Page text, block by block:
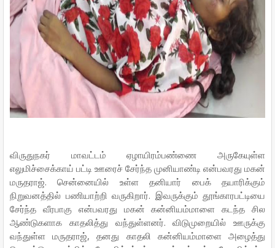
விருதுநகர் மாவட்டம் ஏழாயிரம்பண்ணை அருகேயுள்ள
எலுமிச்சைக்காய் பட்டி ஊரைச் சேர்ந்த முனியாண்டி என்பவரது மகன்
மருதராஜ். சென்னையில் உள்ள தனியார் பைக் தயாரிக்கும்
நிறுவனத்தில் பணியாற்றி வருகிறார். இவருக்கும் தூங்காரபட்டியை
சேர்ந்த வீரபாகு என்பவரது மகன் கன்னியம்மாளை கடந்த சில
ஆண்டுகளாக காதலித்து வந்துள்ளனர். விடுமுறையில் ஊருக்கு
வந்துள்ள மருதராஜ், தனது காதலி கன்னியம்மாளை அழைத்து